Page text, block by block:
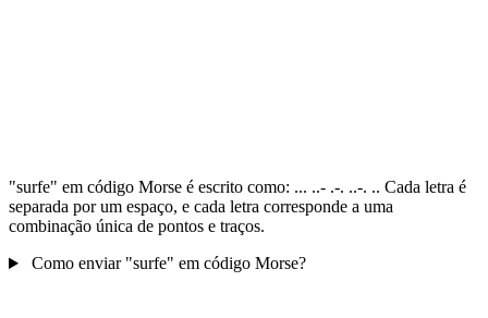
"surfe" em código Morse é escrito como: ... ..- .-. ..-. .. Cada letra é
separada por um espaço, e cada letra corresponde a uma
combinação única de pontos e traços.
Como enviar "surfe" em código Morse?